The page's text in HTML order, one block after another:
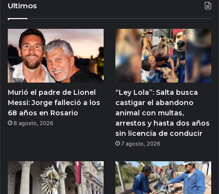
Ultimos
Murió el padre de Lionel
Messi: Jorge falleció a los
68 años en Rosario
8 agosto, 2026
“Ley Lola”: Salta busca
castigar el abandono
animal con multas,
arrestos y hasta dos años
sin licencia de conducir
7 agosto, 2026